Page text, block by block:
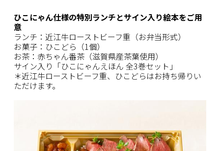
ひこにゃん仕様の特別ランチとサイン入り絵本をご用
意
ランチ：近江牛ローストビーフ重（お弁当形式）
お菓子：ひこどら（1個）
お茶：赤ちゃん番茶（滋賀県産茶葉使用）
サイン入り「ひこにゃんえほん 全3巻セット」
＊近江牛ローストビーフ重、ひこどらはお持ち帰りい
ただけます。